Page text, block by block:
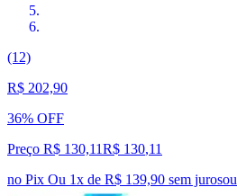
(12)
R$ 202,90
36% OFF
Preço R$ 130,11R$ 130,11
no Pix Ou 1x de R$ 139,90 sem jurosou